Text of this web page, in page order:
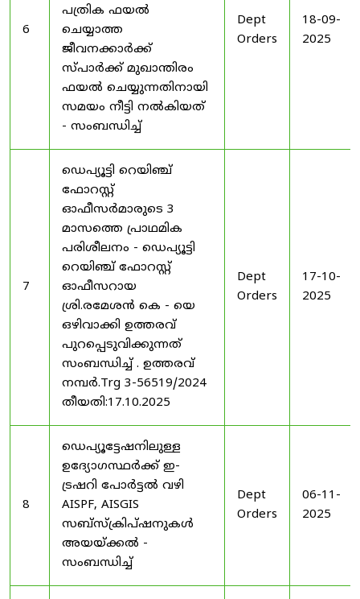
6
പത്രിക ഫയൽ
ചെയ്യാത്ത
ജീവനക്കാർക്ക്
സ്പാർക്ക് മുഖാന്തിരം
ഫയൽ ചെയ്യുന്നതിനായി
സമയം നീട്ടി നൽകിയത്
- സംബന്ധിച്ച്
Dept
Orders
18-09-
2025
7
ഡെപ്യൂട്ടി റെയിഞ്ച്
ഫോറസ്റ്റ്
ഓഫീസർമാരുടെ 3
മാസത്തെ പ്രാഥമിക
പരിശീലനം - ഡെപ്യൂട്ടി
റെയിഞ്ച് ഫോറസ്റ്റ്
ഓഫീസറായ
ശ്രി.രമേശൻ കെ - യെ
ഒഴിവാക്കി ഉത്തരവ്
പുറപ്പെടുവിക്കുന്നത്
സംബന്ധിച്ച് . ഉത്തരവ്
നമ്പർ.Trg 3-56519/2024
തീയതി:17.10.2025
Dept
Orders
17-10-
2025
8
ഡെപ്യൂട്ടേഷനിലുള്ള
ഉദ്യോഗസ്ഥർക്ക് ഇ-
ട്രഷറി പോർട്ടൽ വഴി
AISPF, AISGIS
സബ്‌സ്‌ക്രിപ്‌ഷനുകൾ
അയയ്ക്കൽ -
സംബന്ധിച്ച്
Dept
Orders
06-11-
2025